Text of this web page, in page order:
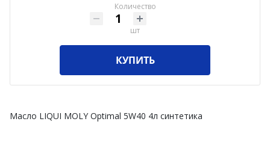
Количество
шт
КУПИТЬ
Масло LIQUI MOLY Optimal 5W40 4л синтетика